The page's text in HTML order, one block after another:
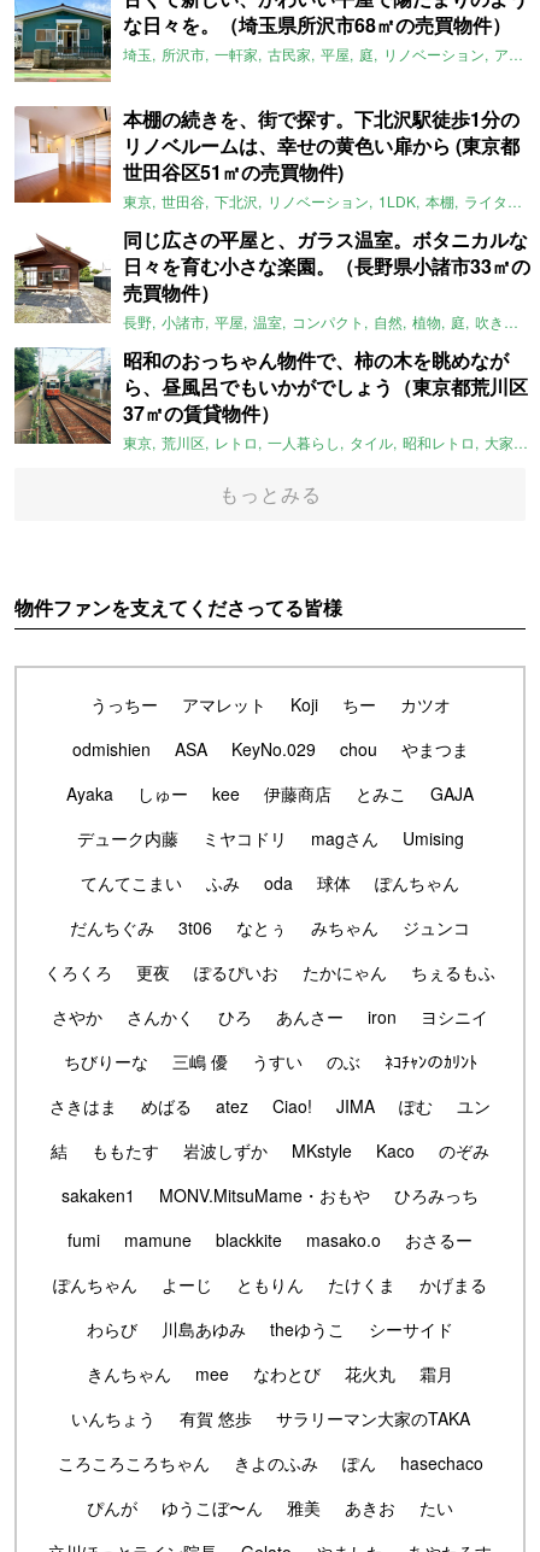
な日々を。（埼玉県所沢市68㎡の売買物件）
埼玉 所沢市 一軒家 古民家 平屋 庭 リノベーション アメリカンハウス
本棚の続きを、街で探す。下北沢駅徒歩1分の
リノベルームは、幸せの黄色い扉から (東京都
世田谷区51㎡の売買物件)
東京 世田谷 下北沢 リノベーション 1LDK 本棚 ライター：ほしりょうこ
同じ広さの平屋と、ガラス温室。ボタニカルな
日々を育む小さな楽園。（長野県小諸市33㎡の
売買物件）
長野 小諸市 平屋 温室 コンパクト 自然 植物 庭 吹き抜け
昭和のおっちゃん物件で、柿の木を眺めなが
ら、昼風呂でもいかがでしょう（東京都荒川区
37㎡の賃貸物件）
東京 荒川区 レトロ 一人暮らし タイル 昭和レトロ 大家女子
もっとみる
物件ファンを支えてくださってる皆様
うっちー アマレット Koji ちー
カツオ
odmishien
ASA KeyNo.029 chou
やまつま
Ayaka
しゅー kee 伊藤商店 とみこ
GAJA
デューク内藤
ミヤコドリ magさん
Umising
てんてこまい
ふみ oda 球体
ぽんちゃん
だんちぐみ
3t06 なとぅ みちゃん
ジュンコ
くろくろ
更夜 ぽるぴいお たかにゃん
ちぇるもふ
さやか
さんかく ひろ あんさー iron
ヨシニイ
ちびりーな
三嶋 優 うすい のぶ
ﾈｺﾁｬﾝのｶﾘﾝﾄ
さきはま
めばる atez Ciao! JIMA ぽむ
ユン
結
ももたす 岩波しずか MKstyle Kaco
のぞみ
sakaken1
MONV.MitsuMame・おもや
ひろみっち
fumi
mamune blackkite masako.o
おさるー
ぽんちゃん
よーじ ともりん たけくま
かげまる
わらび
川島あゆみ theゆうこ
シーサイド
きんちゃん
mee なわとび 花火丸
霜月
いんちょう
有賀 悠歩
サラリーマン大家のTAKA
ころころころちゃん
きよのふみ ぽん
hasechaco
ぴんが
ゆうこぼ〜ん 雅美 あきお
たい